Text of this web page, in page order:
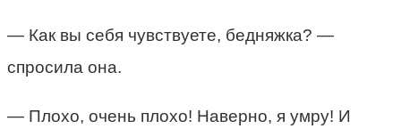
— Как вы себя чувствуете, бедняжка? —
спросила она.
— Плохо, очень плохо! Наверно, я умру! И